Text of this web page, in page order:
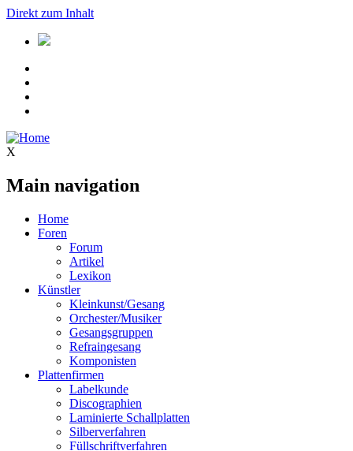
Direkt zum Inhalt
X
Main navigation
Home
Foren
Forum
Artikel
Lexikon
Künstler
Kleinkunst/Gesang
Orchester/Musiker
Gesangsgruppen
Refraingesang
Komponisten
Plattenfirmen
Labelkunde
Discographien
Laminierte Schallplatten
Silberverfahren
Füllschriftverfahren